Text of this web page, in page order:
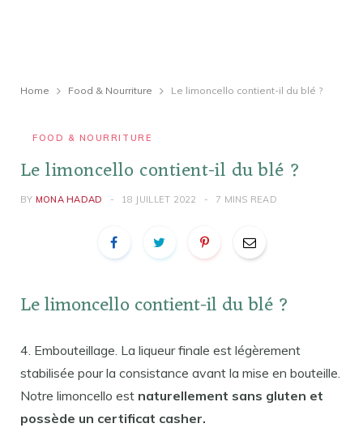
Home Food & Nourriture Le limoncello contient-il du blé ?
FOOD & NOURRITURE
Le limoncello contient-il du blé ?
BY MONA HADAD 18 JUILLET 2022 7 MINS READ
Le limoncello contient-il du blé ?
4. Embouteillage. La liqueur finale est légèrement
stabilisée pour la consistance avant la mise en bouteille.
Notre limoncello est naturellement sans gluten et
possède un certificat casher.